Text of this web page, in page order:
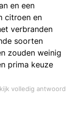
en een
citroen en
verbranden
soorten
zouden weinig
prima keuze
volledig antwoord